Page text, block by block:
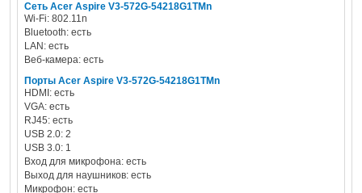
Сеть Acer Aspire V3-572G-54218G1TMn
Wi-Fi: 802.11n
Bluetooth: есть
LAN: есть
Веб-камера: есть
Порты Acer Aspire V3-572G-54218G1TMn
HDMI: есть
VGA: есть
RJ45: есть
USB 2.0: 2
USB 3.0: 1
Вход для микрофона: есть
Выход для наушников: есть
Микрофон: есть